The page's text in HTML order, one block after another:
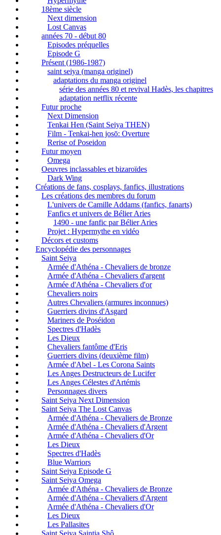
18ème siècle
Next dimension
Lost Canvas
années 70 - début 80
Episodes préquelles
Episode G
Présent (1986-1987)
saint seiya (manga originel)
adaptations du manga originel
série des années 80 et revival Hadès, les chapitres
adaptation netflix récente
Futur proche
Next Dimension
Tenkai Hen (Saint Seiya THEN)
Film - Tenkai-hen josō: Overture
Rerise of Poseidon
Futur moyen
Omega
Oeuvres inclassables et bizaroïdes
Dark Wing
Créations de fans, cosplays, fanfics, illustrations
Les créations des membres du forum
L'univers de Camille Addams (fanfics, fanarts)
Fanfics et univers de Bélier Aries
1490 - une fanfic par Bélier Aries
Projet : Hypermythe en vidéo
Décors et customs
Encyclopédie des personnages
Saint Seiya
Armée d'Athéna - Chevaliers de bronze
Armée d'Athéna - Chevaliers d'argent
Armée d'Athéna - Chevaliers d'or
Chevaliers noirs
Autres Chevaliers (armures inconnues)
Guerriers divins d'Asgard
Mariners de Poséidon
Spectres d'Hadès
Les Dieux
Chevaliers fantôme d'Eris
Guerriers divins (deuxième film)
Armée d'Abel - Les Corona Saints
Les Anges Destructeurs de Lucifer
Les Anges Célestes d'Artémis
Personnages divers
Saint Seiya Next Dimension
Saint Seiya The Lost Canvas
Armée d'Athéna - Chevaliers de Bronze
Armée d'Athéna - Chevaliers d'Argent
Armée d'Athéna - Chevaliers d'Or
Les Dieux
Spectres d'Hadès
Blue Warriors
Saint Seiya Episode G
Saint Seiya Omega
Armée d'Athéna - Chevaliers de Bronze
Armée d'Athéna - Chevaliers d'Argent
Armée d'Athéna - Chevaliers d'Or
Les Dieux
Les Pallasites
Saint Seiya Saintia Shô